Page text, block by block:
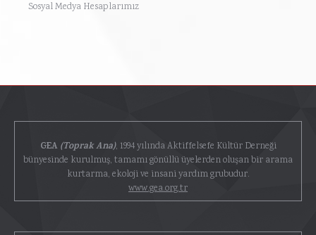
Sosyal Medya Hesaplarımız
GEA (Toprak Ana), 1994 yılında Aktiffelsefe Kültür Derneği
bünyesinde kurulmuş, tamamı gönüllü üyelerden oluşan bir arama
kurtarma, ekoloji ve insani yardım grubudur.
www.gea.org.tr